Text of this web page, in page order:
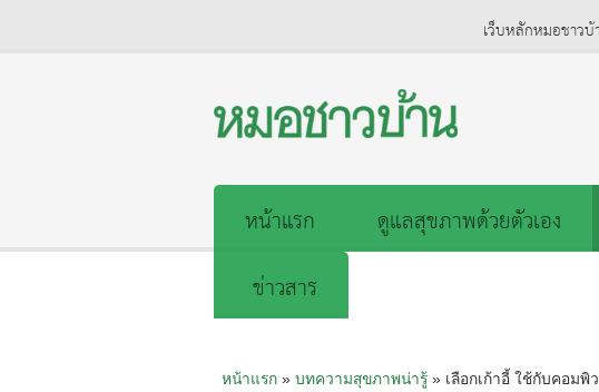
เว็บหลักหมอชาวบ้
หน้าแรก ดูแลสุขภาพด้วยตัวเอง
ข่าวสาร
หน้าแรก» บทความสุขภาพน่ารู้» เลือกเก้าอี้ ใช้กับคอมพิ